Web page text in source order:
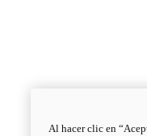
Al hacer clic en